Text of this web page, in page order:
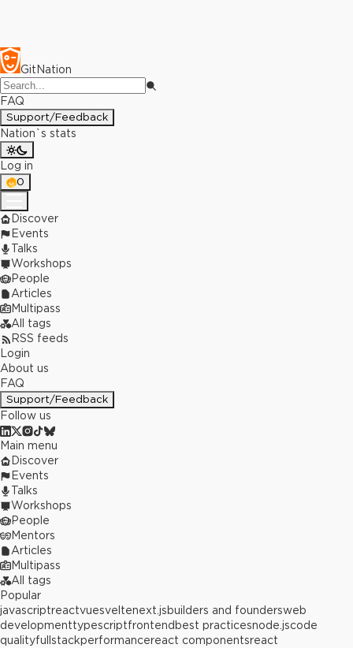
GitNation
FAQ
Support/Feedback
Nation`s stats
Log in
0
Discover
Events
Talks
Workshops
People
Articles
Multipass
All tags
RSS feeds
Login
About us
FAQ
Support/Feedback
Follow us
Main menu
Discover
Events
Talks
Workshops
People
Mentors
Articles
Multipass
All tags
Popular
javascriptreactvuesveltenext.jsbuilders and foundersweb
developmenttypescriptfrontend best practicesnode.jscode
qualityfullstackperformancereact componentsreact